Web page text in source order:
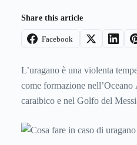
Share this article
Facebook
L’uragano è una violenta
come formazione
caraibico e nel Golfo del
capitare a chiunque di trovarsi